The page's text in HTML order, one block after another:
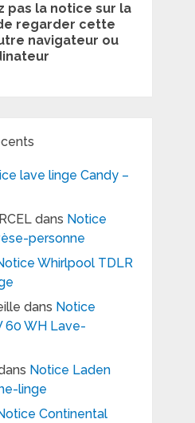
pas la notice sur la
regarder cette
navigateur ou
lave linge Candy –
dans Notice
personne
Whirlpool TDLR
dans Notice
60 WH Lave-
Notice Laden
linge
Continental